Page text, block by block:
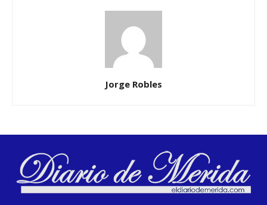
Jorge Robles